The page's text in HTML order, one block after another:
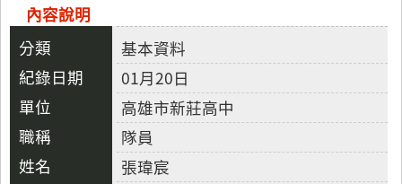
內容說明
基本資料
01月20日
高雄市新莊高中
隊員
張瑋宸